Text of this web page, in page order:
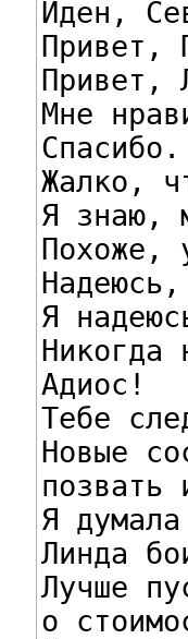
Иден,
Привет,
Привет,
Мне
Спасибо.
Жалко,
Я знаю,
Похоже,
Я
Никогда
Адиос!
Тебе
Новые
позвать
Я
Линда
Лучше
о